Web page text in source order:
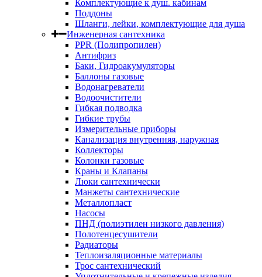
Комплектующие к душ. кабинам
Поддоны
Шланги, лейки, комплектующие для душа
Инженерная сантехника
PPR (Полипропилен)
Антифриз
Баки, Гидроакумуляторы
Баллоны газовые
Водонагреватели
Водоочистители
Гибкая подводка
Гибкие трубы
Измерительные приборы
Канализация внутренняя, наружная
Коллекторы
Колонки газовые
Краны и Клапаны
Люки сантехнически
Манжеты сантехнические
Металлопласт
Насосы
ПНД (полиэтилен низкого давления)
Полотенцесушители
Радиаторы
Теплоизаляционные материалы
Трос сантехнический